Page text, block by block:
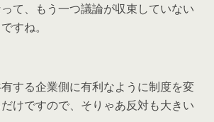
て、もう一つ議論が収束していない
すね。
する企業側に有利なように制度を変
けですので、そりゃあ反対も大きい